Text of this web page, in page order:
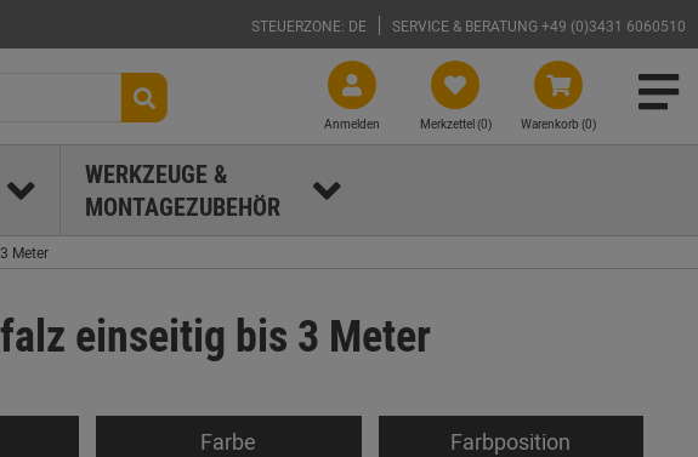
STEUERZONE: DE SERVICE & BERATUNG +49 (0)3431 6060510
Warenkorb (0)
Merkzettel (0)
Anmelden
WERKZEUGE &
MONTAGEZUBEHÖR
Meter
einseitig bis 3 Meter
Farbe Farbposition